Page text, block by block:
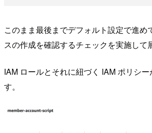
このまま最後までデフォルト設定で進め
スの作成を確認するチェックを実施して
IAM ロールとそれに紐づく IAM ポリシー
す。